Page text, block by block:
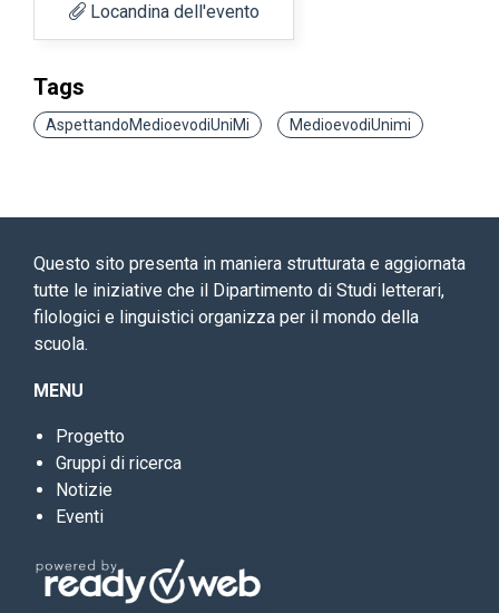
Locandina dell'evento
Tags
AspettandoMedioevodiUniMi MedioevodiUnimi
Questo sito presenta in maniera strutturata e aggiornata
tutte le iniziative che il Dipartimento di Studi letterari,
filologici e linguistici organizza per il mondo della
scuola.
MENU
Progetto
Gruppi di ricerca
Notizie
Eventi